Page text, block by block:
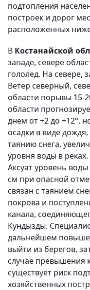
подтопления
построек и дорог
расположенных
В Костанайской
западе, севере
гололед. На севере,
Ветер северный,
области порывы 15-
области
днем от +2 до +12°,
осадки в виде
таянию снега,
уровня воды в
Аксуат уровень
см при опасной
связан с таянием
покрова и
канала,
Кундызды.
дальнейшем
выйти из берегов,
случае превышения
существует риск
хозяйственных